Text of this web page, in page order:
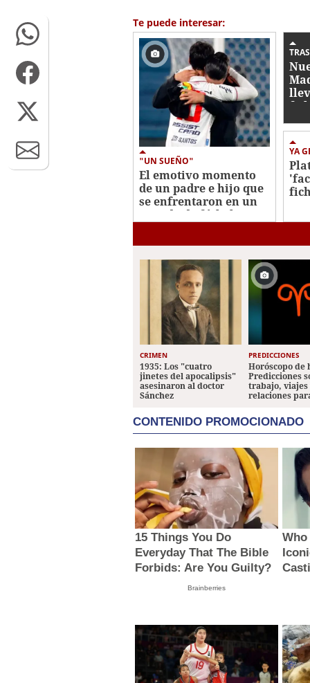
15
secondsVolume
0%
Te puede interesar:
"UN SUEÑO"
El emotivo momento
de un padre e hijo que
se enfrentaron en un
partido de fútbol en
YA
CRIMEN
1935: Los "cuatro
jinetes del apocalipsis"
asesinaron al doctor
Sánchez
PREDICCIONES
Horóscopo de
Predicciones
trabajo, viajes
relaciones
CONTENIDO PROMOCIONADO
15 Things You Do
Everyday That The Bible
Forbids: Are You Guilty?
Brainberries
Who